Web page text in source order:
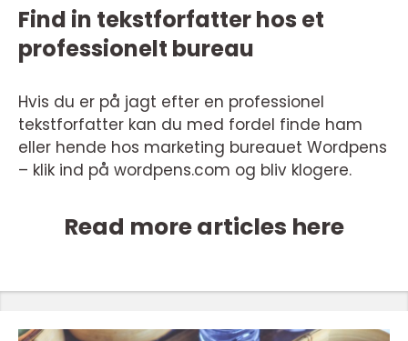
Find in tekstforfatter hos et
professionelt bureau
Hvis du er på jagt efter en professionel
tekstforfatter kan du med fordel finde ham
eller hende hos marketing bureauet Wordpens
– klik ind på wordpens.com og bliv klogere.
Read more articles here